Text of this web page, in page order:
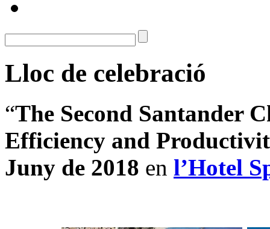
Lloc de celebració
“The Second Santander
Efficiency and
Juny de 2018 en l’Hotel